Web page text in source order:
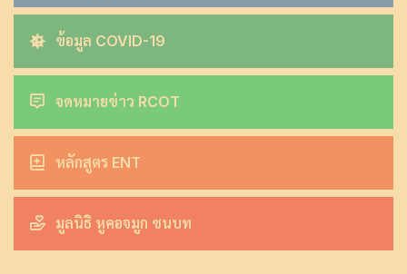
ข้อมูล COVID-19
จดหมายข่าว RCOT
หลักสูตร ENT
มูลนิธิ หูคอจมูก ชนบท